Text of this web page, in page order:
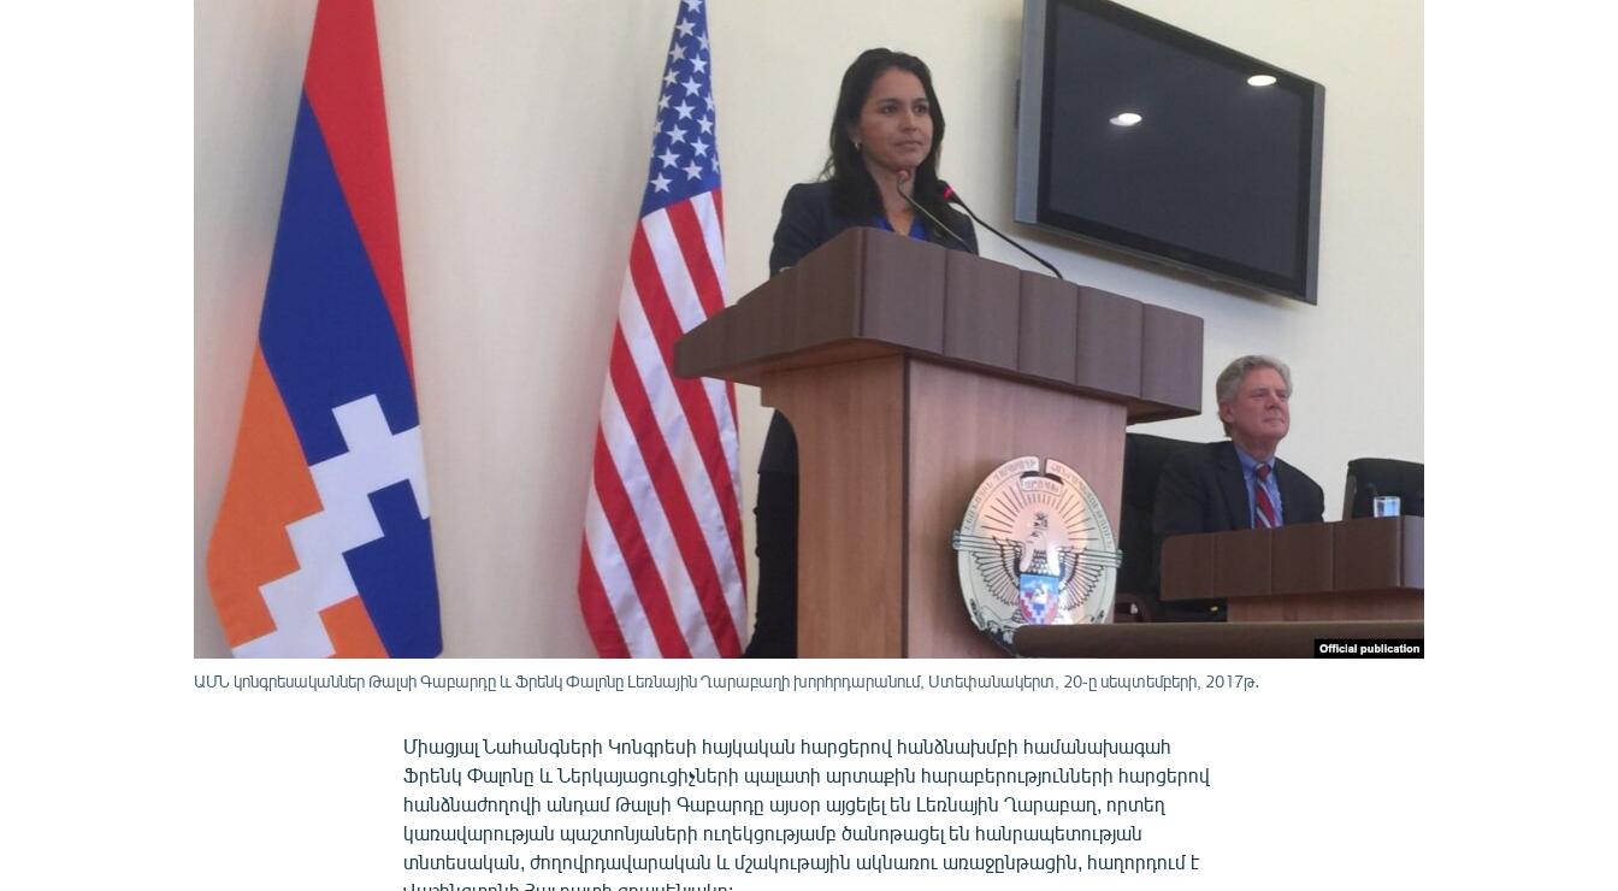
ՁԳՏԵԼՈՎ ԼԱՎԱԳՈՒՅՆԻՆ
ԱՄՆ կոնգրեսականներ Թալսի Գաբարդը և Ֆրենկ Փալոնը Լեռնային Ղարաբաղի խորհրդարանում, Ստեփանակերտ, 20-ը սեպտեմբերի, 2017թ․
Միացյալ Նահանգների Կոնգրեսի հայկական հարցերով հանձնախմբի համանախագահ
Ֆրենկ Փալոնը և Ներկայացուցիչների պալատի արտաքին հարաբերությունների հարցերով
հանձնաժողովի անդամ Թալսի Գաբարդը այսօր այցելել են Լեռնային Ղարաբաղ, որտեղ
կառավարության պաշտոնյաների ուղեկցությամբ ծանոթացել են հանրապետության
տնտեսական, ժողովրդավարական և մշակութային ակնառու առաջընթացին, հաղորդում է